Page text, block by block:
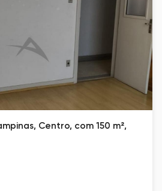
Centro, com 150 m²,